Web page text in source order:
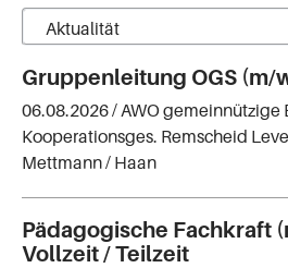
Gruppenleitung OGS (m/
06.08.2026 / AWO gemeinnützige
Kooperationsges. Remscheid
Mettmann/ Haan
Pädagogische Fachkraft
Vollzeit / Teilzeit